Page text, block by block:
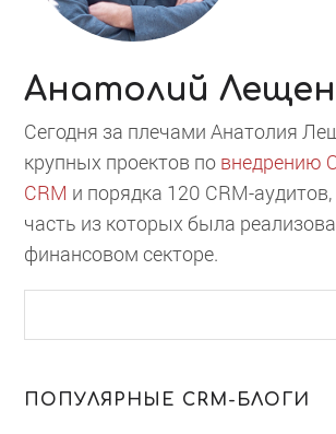
Анатолий
Сегодня за плечами Анатолия
крупных проектов по внедрению
CRM и порядка 120 CRM-
часть из которых была
финансовом секторе.
ПОПУЛЯРНЫЕ CRM-БЛОГИ